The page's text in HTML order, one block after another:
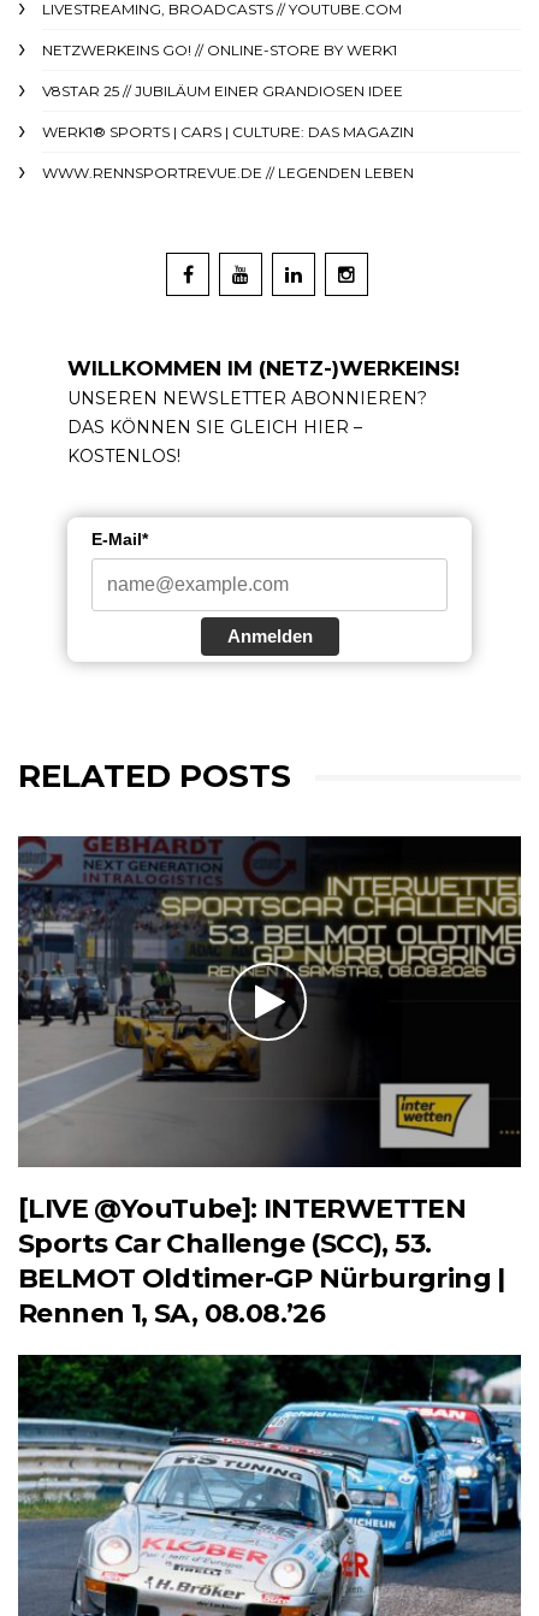
LIVESTREAMING, BROADCASTS // YOUTUBE.COM
NETZWERKEINS GO! // ONLINE-STORE BY WERK1
V8STAR 25 // JUBILÄUM EINER GRANDIOSEN IDEE
WERK1® SPORTS | CARS | CULTURE: DAS MAGAZIN
WWW.RENNSPORTREVUE.DE // LEGENDEN LEBEN
WILLKOMMEN IM (NETZ-)WERKEINS!
UNSEREN NEWSLETTER ABONNIEREN?
DAS KÖNNEN SIE GLEICH HIER –
KOSTENLOS!
E-Mail*
Anmelden
RELATED POSTS
[LIVE @YouTube]: INTERWETTEN
Sports Car Challenge (SCC), 53.
BELMOT Oldtimer-GP Nürburgring |
Rennen 1, SA, 08.08.’26